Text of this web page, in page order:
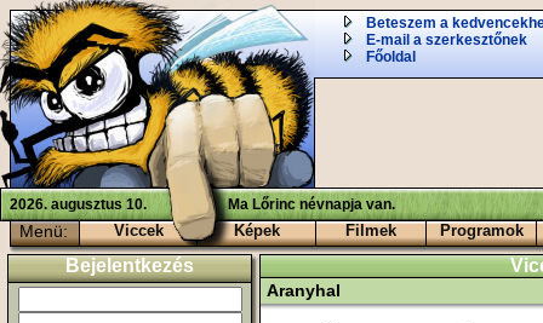
Beteszem a
E-mail a szerkesztőnek
Főoldal
2026. augusztus 10. Ma Lőrinc névnapja van.
Menü: Viccek Képek Filmek Programok
Bejelentkezés
Aranyhal